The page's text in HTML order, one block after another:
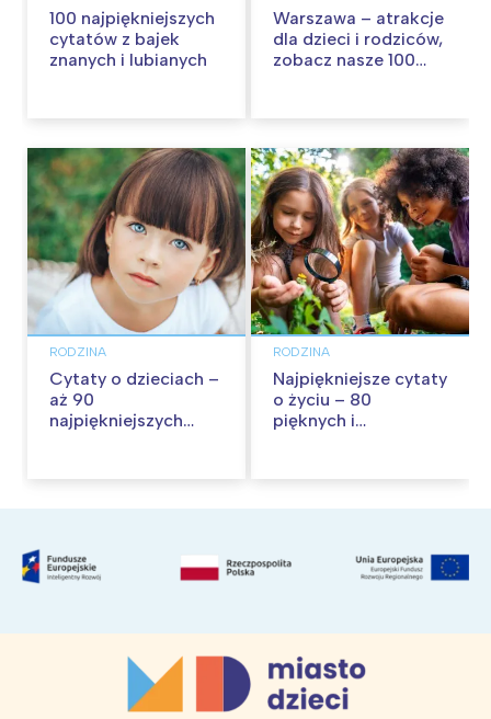
100 najpiękniejszych
cytatów z bajek
znanych i lubianych
Warszawa – atrakcje
dla dzieci i rodziców,
zobacz nasze 100
RODZINA
Cytaty o dzieciach –
aż 90
najpiękniejszych
RODZINA
Najpiękniejsze cytaty
o życiu – 80
pięknych i